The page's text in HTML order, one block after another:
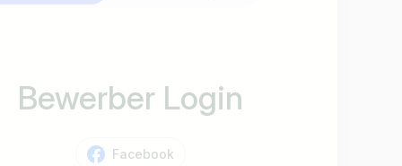
Bewerber Login
Facebook